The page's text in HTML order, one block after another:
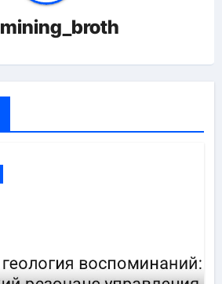
mining_broth